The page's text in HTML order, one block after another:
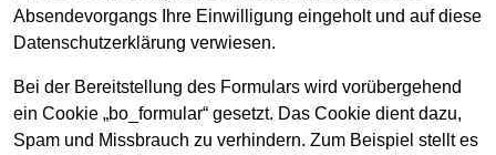
Absendevorgangs Ihre Einwilligung eingeholt und auf diese
Datenschutzerklärung verwiesen.
Bei der Bereitstellung des Formulars wird vorübergehend
ein Cookie „bo_formular“ gesetzt. Das Cookie dient dazu,
Spam und Missbrauch zu verhindern. Zum Beispiel stellt es